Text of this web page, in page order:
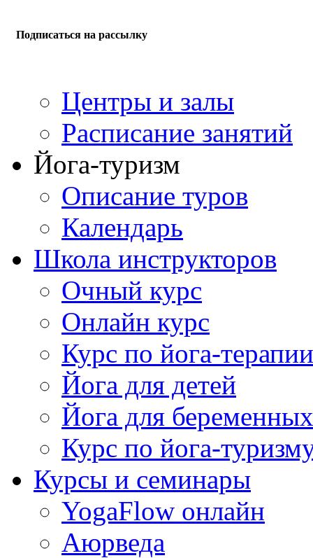
Подписаться на рассылку
Центры и залы
Расписание занятий
Йога-туризм
Описание туров
Календарь
Школа инструкторов
Очный курс
Онлайн курс
Курс по йога-терапии
Йога для детей
Йога для беременных
Курс по йога-
Курсы и семинары
YogaFlow онлайн
Аюрведа